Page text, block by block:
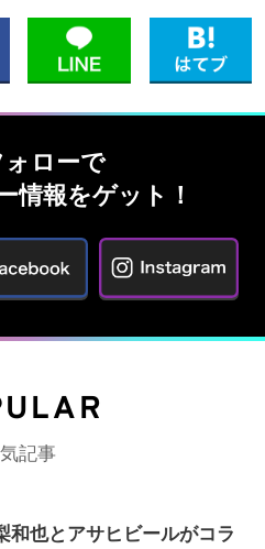
ォローで
情報をゲット！
記事
和也とアサヒビールがコラ